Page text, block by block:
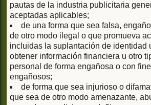
pautas de la industria publicitaria
aceptadas aplicables;
de una forma que sea falsa,
de otro modo ilegal o que promueva
incluidas la suplantación de identidad
obtener información financiera u otro
personal de forma engañosa o con
engañosos;
de forma que sea injurioso o
que sea de otro modo amenazante,